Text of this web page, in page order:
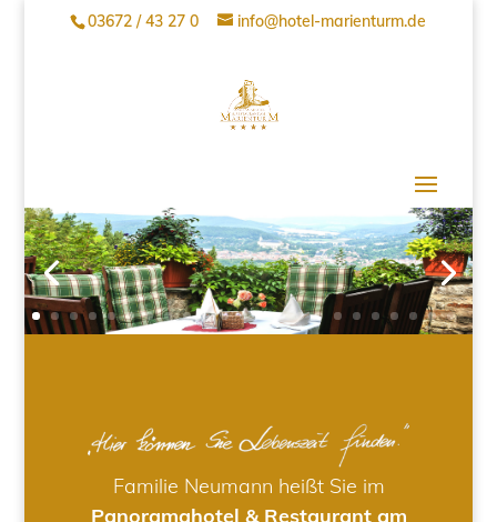
03672 / 43 27 0 info@hotel-marienturm.de
Familie Neumann heißt Sie im
Panoramahotel & Restaurant am